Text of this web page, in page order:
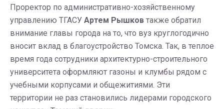
Проректор по административно-хозяйственному
управлению ТГАСУ Артем Рышков также обратил
внимание главы города на то, что вуз круглогодично
вносит вклад в благоустройство Томска. Так, в теплое
время года сотрудники архитектурно-строительного
университета оформляют газоны и клумбы рядом с
учебными корпусами и общежитиями. Эти
территории не раз становились лидерами городского